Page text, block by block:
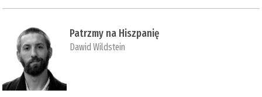
Patrzmy na Hiszpanię
Dawid Wildstein